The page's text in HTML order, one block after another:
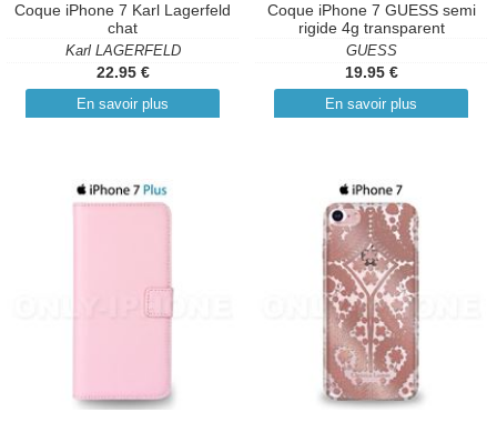
Coque iPhone 7 Karl Lagerfeld
chat
Karl LAGERFELD
22.95 €
En savoir plus
Coque iPhone 7 GUESS semi
rigide 4g transparent
GUESS
19.95 €
En savoir plus